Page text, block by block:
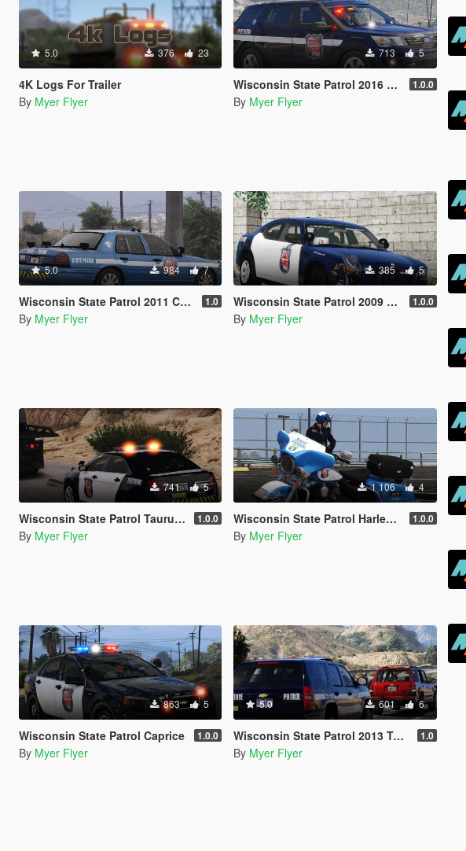
5.0 376 23
4K Logs For Trailer
By Myer Flyer
713 5
Wisconsin State Patrol 2016 FPIU 1.0.0
By Myer Flyer
5.0 984 7
Wisconsin State Patrol 2011 CVPI/Crown Victoria 1.0
By Myer Flyer
385 5
Wisconsin State Patrol 2009 Charger 1.0.0
By Myer Flyer
741 5
Wisconsin State Patrol Taurus/FPIS 1.0.0
By Myer Flyer
1 106 4
Wisconsin State Patrol Harley Motorcycle 1.0.0
By Myer Flyer
863 5
Wisconsin State Patrol Caprice 1.0.0
By Myer Flyer
5.0 601 6
Wisconsin State Patrol 2013 Tahoe 1.0
By Myer Flyer